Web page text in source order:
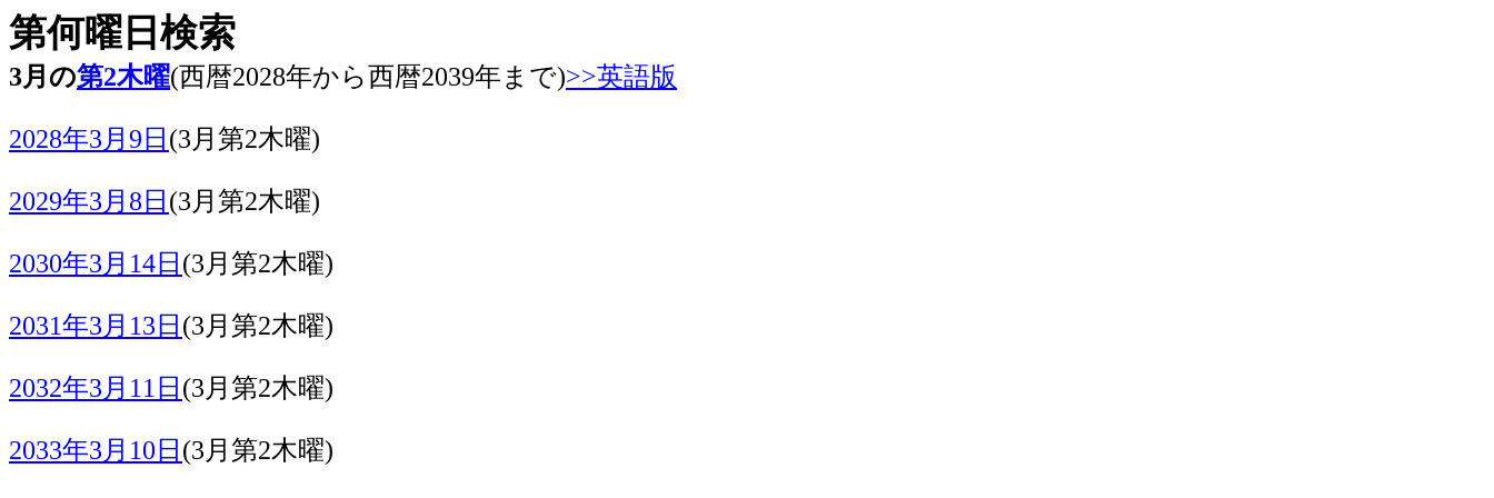
第何曜日検索
3月の第2木曜(西暦2028年から西暦2039年まで)>>英語版
2028年3月9日 (3月第2木曜)
2029年3月8日 (3月第2木曜)
2030年3月14日 (3月第2木曜)
2031年3月13日 (3月第2木曜)
2032年3月11日 (3月第2木曜)
2033年3月10日 (3月第2木曜)